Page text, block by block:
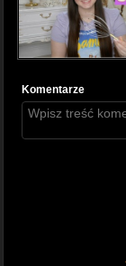
Komentarze